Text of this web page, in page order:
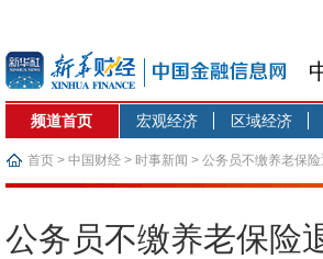
频道首页 宏观经济 区域经济
首页 > 中国财经 > 时事新闻 > 公务员不缴养老保
公务员不缴养老保险